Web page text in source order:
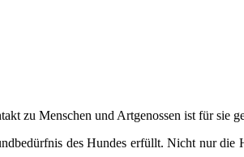
zu Menschen und Artgenossen ist für sie
des Hundes erfüllt. Nicht nur